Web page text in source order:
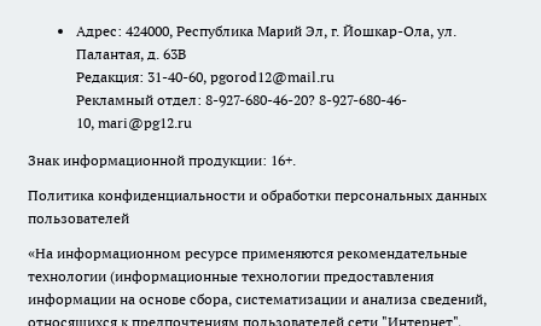
Адрес: 424000, Республика Марий Эл, г. Йошкар-Ола, ул.
Палантая, д. 63В
Редакция: 31-40-60, pgorod12@mail.ru
Рекламный отдел: 8-927-680-46-20? 8-927-680-46-
10, mari@pg12.ru
Знак информационной продукции: 16+.
Политика конфиденциальности и обработки персональных данных
пользователей
«На информационном ресурсе применяются рекомендательные
технологии (информационные технологии предоставления
информации на основе сбора, систематизации и анализа сведений,
относящихся к предпочтениям пользователей сети "Интернет",